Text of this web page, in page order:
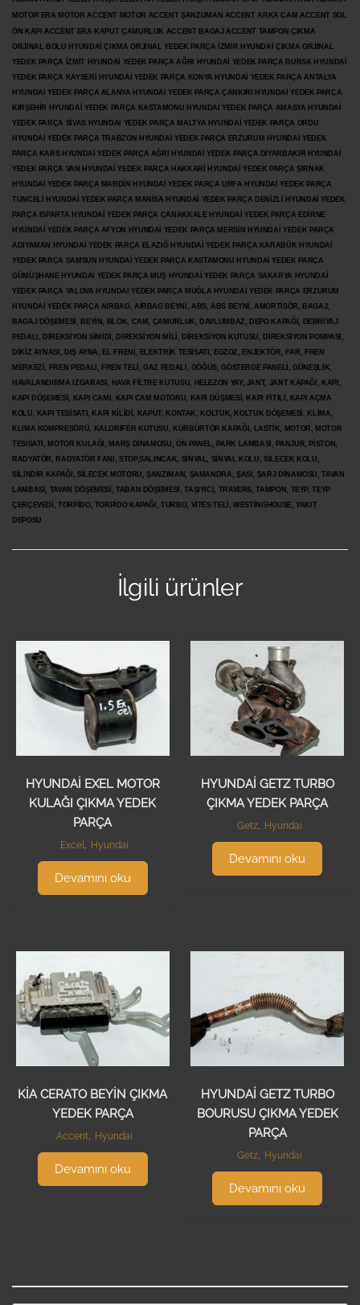
MOTOR ERA MOTOR ACCENT MOTOR ACCENT ŞANZUMAN ACCENT ARKA CAM ACCENT SOL
ÖN KAPI ACCENT ERA KAPUT ÇAMURLUK ACCENT BAGAJ ACCENT TAMPON ÇIKMA
ORJİNAL BOLU HYUNDAİ ÇIKMA ORJİNAL YEDEK PARÇA İZMİR HYUNDAİ ÇIKMA ORJİNAL
YEDEK PARÇA İZMİT HYUNDAİ YEDEK PARÇA AĞRI HYUNDAİ YEDEK PARÇA BURSA HYUNDAİ
YEDEK PARÇA KAYSERİ HYUNDAİ YEDEK PARÇA KONYA HYUNDAİ YEDEK PARÇA ANTALYA
HYUNDAİ YEDEK PARÇA ALANYA HYUNDAİ YEDEK PARÇA ÇANKIRI HYUNDAİ YEDEK PARÇA
KIRŞEHİR HYUNDAİ YEDEK PARÇA KASTAMONU HYUNDAİ YEDEK PARÇA AMASYA HYUNDAİ
YEDEK PARÇA SİVAS HYUNDAİ YEDEK PARÇA MALTYA HYUNDAİ YEDEK PARÇA ORDU
HYUNDAİ YEDEK PARÇA TRABZON HYUNDAİ YEDEK PARÇA ERZURUM HYUNDAİ YEDEK
PARÇA KARS HYUNDAİ YEDEK PARÇA AĞRI HYUNDAİ YEDEK PARÇA DİYARBAKIR HYUNDAİ
YEDEK PARÇA VAN HYUNDAİ YEDEK PARÇA HAKKARİ HYUNDAİ YEDEK PARÇA ŞIRNAK
HYUNDAİ YEDEK PARÇA MARDİN HYUNDAİ YEDEK PARÇA URFA HYUNDAİ YEDEK PARÇA
TUNCELİ HYUNDAİ YEDEK PARÇA MANİSA HYUNDAİ YEDEK PARÇA DENİZLİ HYUNDAİ YEDEK
PARÇA ISPARTA HYUNDAİ YEDEK PARÇA ÇANAKKALE HYUNDAİ YEDEK PARÇA EDİRNE
HYUNDAİ YEDEK PARÇA AFYON HYUNDAİ YEDEK PARÇA MERSİN HYUNDAİ YEDEK PARÇA
ADIYAMAN HYUNDAİ YEDEK PARÇA ELAZIĞ HYUNDAİ YEDEK PARÇA KARABÜK HYUNDAİ
YEDEK PARÇA SAMSUN HYUNDAİ YEDEK PARÇA KASTAMONU HYUNDAİ YEDEK PARÇA
GÜMÜŞHANE HYUNDAİ YEDEK PARÇA MUŞ HYUNDAİ YEDEK PARÇA SAKARYA HYUNDAİ
YEDEK PARÇA YALOVA HYUNDAİ YEDEK PARÇA MUĞLA HYUNDAİ YEDEK PARÇA ERZURUM
HYUNDAİ YEDEK PARÇA AİRBAG, AİRBAG BEYNİ, ABS, ABS BEYNİ, AMORTİSÖR, BAGAJ,
BAGAJ DÖŞEMESİ, BEYİN, BLOK, CAM, ÇAMURLUK, DAVLUMBAZ, DEPO KAPAĞI, DEBRİYAJ
PEDALI, DİREKSİYON SİMİDİ, DİREKSİYON MİLİ, DİREKSİYON KUTUSU, DİREKSİYON POMPASI,
DİKİZ AYNASI, DIŞ AYNA, EL FRENİ, ELEKTRİK TESİSATI, EGZOZ, ENJEKTÖR, FAR, FREN
MERKEZİ, FREN PEDALI, FREN TELİ, GAZ PEDALI, GÖĞÜS, GÖSTERGE PANELİ, GÜNEŞLİK,
HAVALANDIRMA IZGARASI, HAVA FİLTRE KUTUSU, HELEZON YAY, JANT, JANT KAPAĞI, KAPI,
KAPI DÖŞEMESİ, KAPI CAMI, KAPI CAM MOTORU, KAPI DÜŞMESİ, KAPI FİTİLİ, KAPI AÇMA
KOLU, KAPI TESİSATI, KAPI KİLİDİ, KAPUT, KONTAK, KOLTUK, KOLTUK DÖŞEMESİ, KLİMA,
KLİMA KOMPRESÖRÜ, KALORİFER KUTUSU, KÜRBÜRTÖR KAPAĞI, LASTİK, MOTOR, MOTOR
TESİSATI, MOTOR KULAĞI, MARŞ DİNAMOSU, ÖN PANEL, PARK LAMBASI, PANJUR, PİSTON,
RADYATÖR, RADYATÖR FANI, STOP,SALINCAK, SİNYAL, SİNYAL KOLU, SİLECEK KOLU,
SİLİNDİR KAPAĞI, SİLECEK MOTORU, ŞANZIMAN, ŞAMANDRA, ŞASİ, ŞARJ DİNAMOSU, TAVAN
LAMBASI, TAVAN DÖŞEMESİ, TABAN DÖŞEMESİ, TAŞIYICI, TRAVERS, TAMPON, TEYP, TEYP
ÇERÇEVEDİ, TORPİDO, TORPİDO KAPAĞI, TURBO, VİTES TELİ, WESTİNGHOUSE, YAKIT
DEPOSU
İlgili ürünler
HYUNDAİ EXEL MOTOR
KULAĞI ÇIKMA YEDEK
PARÇA
Excel, Hyundai
Devamını oku
HYUNDAİ GETZ TURBO
ÇIKMA YEDEK PARÇA
Getz, Hyundai
Devamını oku
KİA CERATO BEYİN ÇIKMA
YEDEK PARÇA
Accent, Hyundai
Devamını oku
HYUNDAİ GETZ TURBO
BOURUSU ÇIKMA YEDEK
PARÇA
Getz, Hyundai
Devamını oku